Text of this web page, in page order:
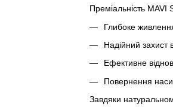
Преміальність MAVI
Глибоке
Надійний захист
Ефективне
Повернення
Завдяки